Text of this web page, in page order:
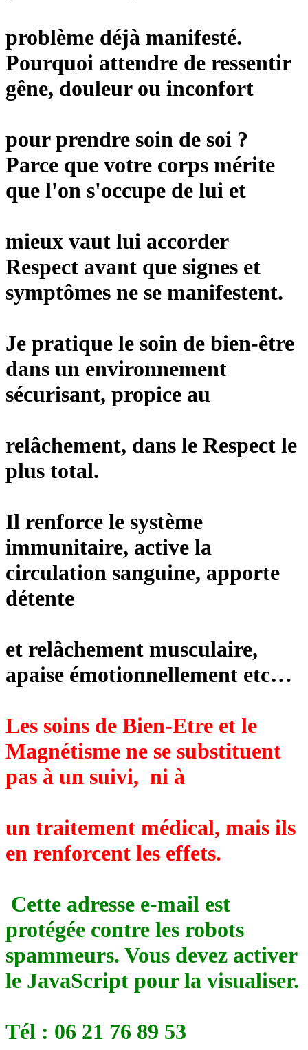
problème déjà manifesté.
Pourquoi attendre de ressentir
gêne, douleur ou inconfort
pour prendre soin de soi ?
Parce que votre corps mérite
que l'on s'occupe de lui et
mieux vaut lui accorder
Respect avant que signes et
symptômes ne se manifestent.
Je pratique le soin de bien-être
dans un environnement
sécurisant, propice au
relâchement, dans le Respect le
plus total.
Il renforce le système
immunitaire, active la
circulation sanguine, apporte
détente
et relâchement musculaire,
apaise émotionnellement etc…
Les soins de Bien-Etre et le
Magnétisme ne se substituent
pas à un suivi, ni à
un traitement médical, mais ils
en renforcent les effets.
Cette adresse e-mail est
protégée contre les robots
spammeurs. Vous devez activer
le JavaScript pour la visualiser.
Tél : 06 21 76 89 53